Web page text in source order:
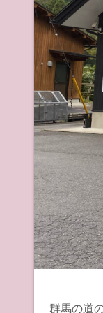
群馬の道